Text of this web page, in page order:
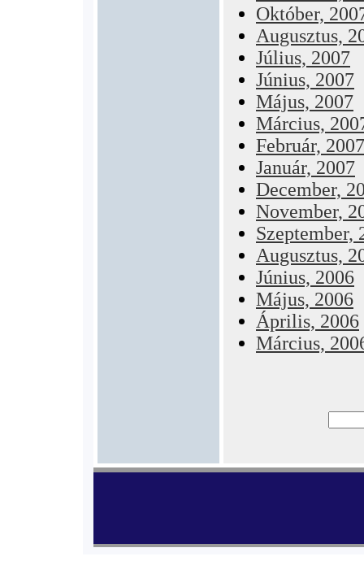
Október,
Augusztus,
Július, 2007
Június, 2007
Május, 2007
Március,
Február, 2007
Január, 2007
December,
November,
Szeptember,
Augusztus,
Június, 2006
Május, 2006
Április, 2006
Március,